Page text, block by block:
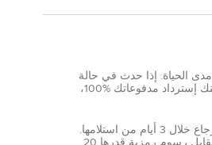
نقدم ضمانًا على أصالة منتجاتنا %100 مدى الحياة. إذا حدث في حالة
نادرة جدًا وتم بيع منتج غير أصلي، يمكنك إسترداد مدفوعاتك %100،
يمكن إرجاع جميع المنتجات القابلة للإرجاع خلال 3 أيام من استلامها.
تتم عمليات الإرجاع بسلاسة وسهولة مقابل رسوم رمزية قدرها 20